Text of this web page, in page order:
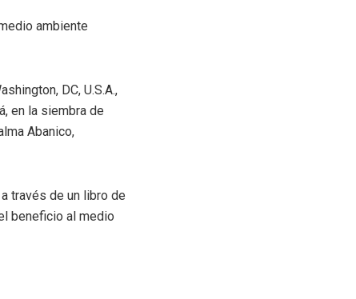
ambiente
DC, U.S.A.,
en la siembra de
Abanico,
través de un libro de
beneficio al medio